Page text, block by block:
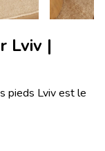
Lviv |
pieds Lviv est le